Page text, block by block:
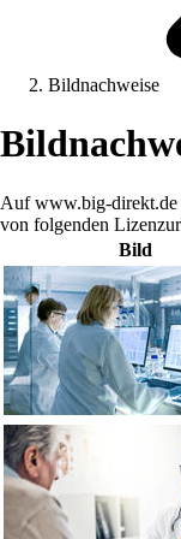
Bildnachweise
Auf www.big-
von folgenden
Bild